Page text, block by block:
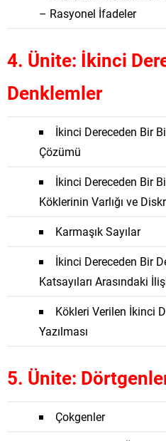
– Rasyonel İfadeler
4. Ünite: İkinci
Denklemler
İkinci Dereceden Bir
Çözümü
İkinci Dereceden Bir
Köklerinin Varlığı ve
Karmaşık Sayılar
İkinci Dereceden Bir
Katsayıları Arasındaki
Kökleri Verilen İkinci
Yazılması
5. Ünite:
Çokgenler